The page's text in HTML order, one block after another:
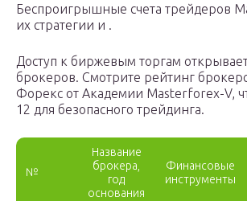
Беспроигрышные счета трейдеров
их стратегии и .
Доступ к биржевым торгам
брокеров. Смотрите рейтинг
Форекс от Академии Masterforex-V,
12 для безопасного трейдинга.
№
Название
брокера,
год
основания
Финансовые
инструменты